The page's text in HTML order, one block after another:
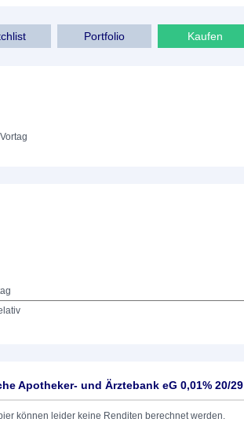
Kaufen
Portfolio
Apotheker- und Ärztebank eG 0,01% 20/29
können leider keine Renditen berechnet werden.